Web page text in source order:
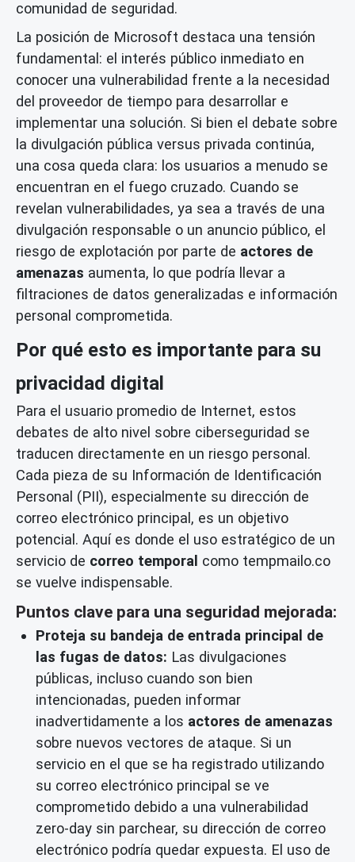
comunidad de seguridad.
La posición de Microsoft destaca una tensión
fundamental: el interés público inmediato en
conocer una vulnerabilidad frente a la necesidad
del proveedor de tiempo para desarrollar e
implementar una solución. Si bien el debate sobre
la divulgación pública versus privada continúa,
una cosa queda clara: los usuarios a menudo se
encuentran en el fuego cruzado. Cuando se
revelan vulnerabilidades, ya sea a través de una
divulgación responsable o un anuncio público, el
riesgo de explotación por parte de actores de
amenazas aumenta, lo que podría llevar a
filtraciones de datos generalizadas e información
personal comprometida.
Por qué esto es importante para su
privacidad digital
Para el usuario promedio de Internet, estos
debates de alto nivel sobre ciberseguridad se
traducen directamente en un riesgo personal.
Cada pieza de su Información de Identificación
Personal (PII), especialmente su dirección de
correo electrónico principal, es un objetivo
potencial. Aquí es donde el uso estratégico de un
servicio de correo temporal como tempmailo.co
se vuelve indispensable.
Puntos clave para una seguridad mejorada:
Proteja su bandeja de entrada principal de
las fugas de datos: Las divulgaciones
públicas, incluso cuando son bien
intencionadas, pueden informar
inadvertidamente a los actores de amenazas
sobre nuevos vectores de ataque. Si un
servicio en el que se ha registrado utilizando
su correo electrónico principal se ve
comprometido debido a una vulnerabilidad
zero-day sin parchear, su dirección de correo
electrónico podría quedar expuesta. El uso de